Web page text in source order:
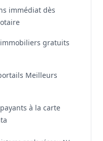
immédiat dès
gratuits
Meilleurs
à la carte